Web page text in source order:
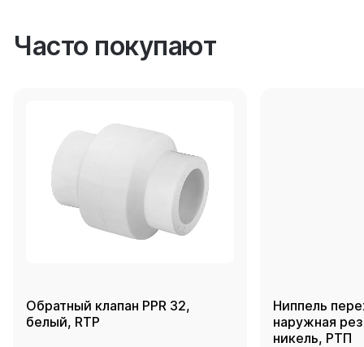
Часто покупают
Обратный клапан PPR 32,
белый, RTP
Ниппель
наружная
никель, РТП